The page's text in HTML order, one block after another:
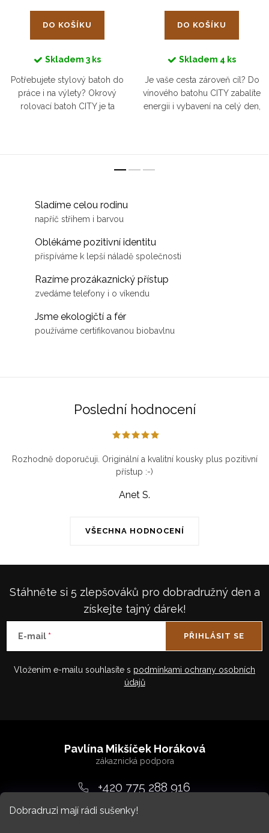
Dobradruzi mají rádi sušenky!
DO KOŠÍKU
Skladem 3 ks
Potřebujete stylový batoh do
práce i na výlety? Okrový
rolovací batoh CITY je ta
DO KOŠÍKU
Skladem 4 ks
Je vaše cesta zároveň cíl? Do
vínového batohu CITY zabalíte
energii i vybavení na celý den,
Sladíme celou rodinu
napříč střihem i barvou
Oblékáme pozitivní identitu
přispíváme k lepší náladě společnosti
Razíme prozákaznický přístup
zvedáme telefony i o víkendu
Jsme ekologičtí a fér
používáme certifikovanou biobavlnu
Poslední hodnocení
VŠECHNA HODNOCENÍ
Rozhodně doporučuji. Originální a kvalitní kousky plus pozitivní
přístup :-)
Anet S.
Stáhněte si 5 zlepšováků pro dobradružný den a
získejte tajný dárek!
E-mail
Vložením e-mailu souhlasíte s podmínkami ochrany osobních
údajů
PŘIHLÁSIT SE
a
Pavlína Mikšíček Horáková
+420 775 288 916
srdcem@dobradruh.cz